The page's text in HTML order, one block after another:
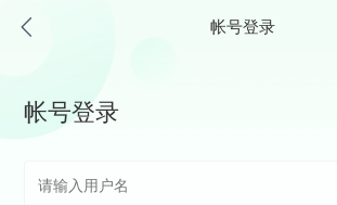
帐号登录
帐号登录